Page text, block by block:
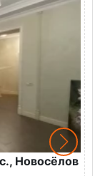
Новосёлов